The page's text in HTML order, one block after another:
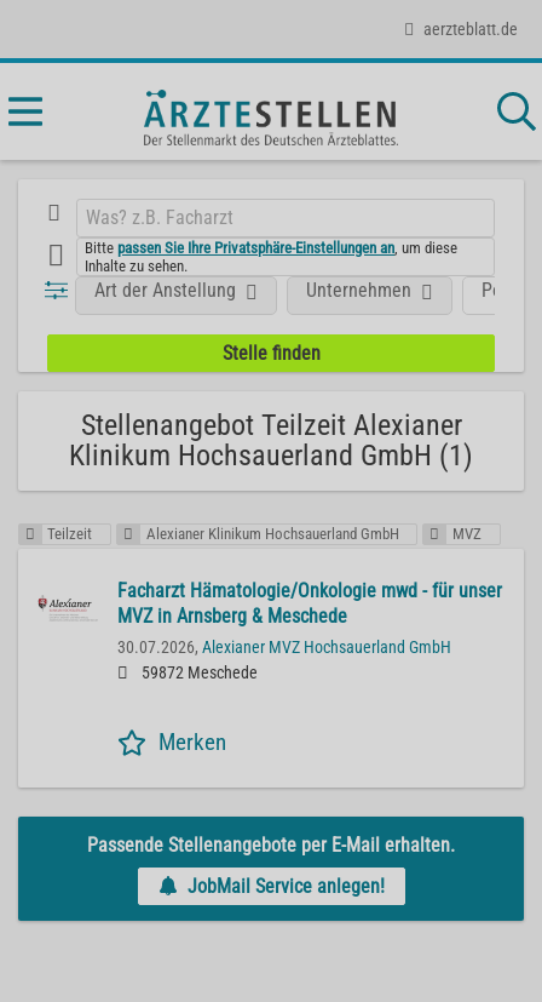
aerzteblatt.de
Bittepassen Sie Ihre Privatsphäre-Einstellungen an , um diese
Inhalte zu sehen.
Art der Anstellung Unternehmen
Stellenangebot Teilzeit Alexianer
Klinikum Hochsauerland GmbH (1)
Teilzeit Alexianer Klinikum Hochsauerland GmbH MVZ
Facharzt Hämatologie/Onkologie mwd - für unser
MVZ in Arnsberg & Meschede
30.07.2026, Alexianer MVZ Hochsauerland GmbH
59872 Meschede
Merken
Passende Stellenangebote per E-Mail erhalten.
JobMail Service anlegen!